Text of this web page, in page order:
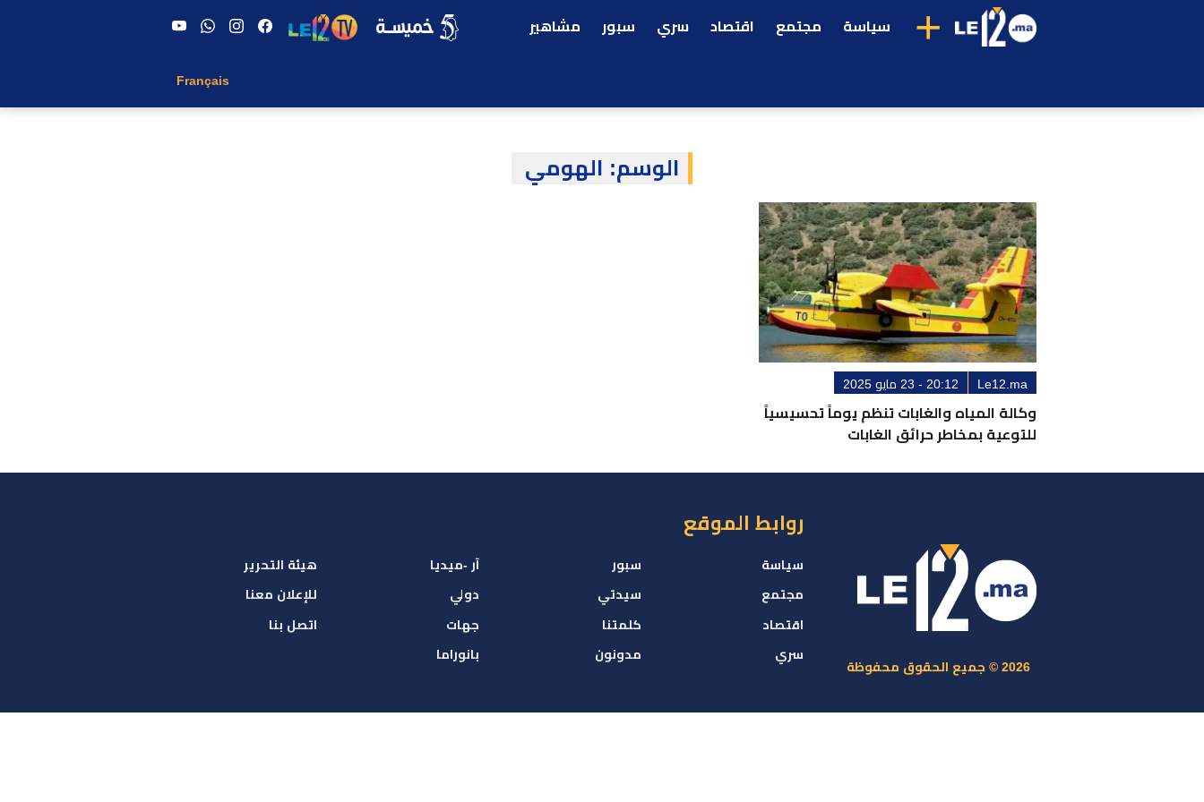
+ سياسة مجتمع اقتصاد سري سبور مشاهير
Français
الوسم: الهومي
Le12.ma 20:12 - 23 مايو 2025
وكالة المياه والغابات تنظم يوماً تحسيسياً
للتوعية بمخاطر حرائق الغابات
2026 © جميع الحقوق محفوظة
روابط الموقع
سياسة
مجتمع
اقتصاد
سري
سبور
سيدتي
كلمتنا
مدونون
آر -ميديا
دولي
جهات
بانوراما
هيئة التحرير
للإعلان معنا
اتصل بنا